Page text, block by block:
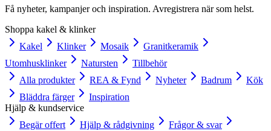
Få nyheter, kampanjer och inspiration. Avregistrera när som helst.
Shoppa kakel & klinker
Kakel
Klinker Mosaik
Granitkeramik
Utomhusklinker
Natursten
Tillbehör
Alla produkter
REA & Fynd Nyheter Badrum
Kök
Bläddra färger
Inspiration
Hjälp & kundservice
Begär offert
Hjälp & rådgivning
Frågor & svar